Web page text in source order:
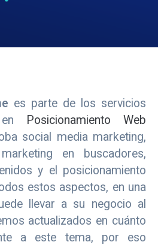
es parte de los servicios
en
Posicionamiento Web
social media marketing,
en buscadores,
y el posicionamiento
estos aspectos, en una
llevar a su negocio al
actualizados en cuánto
a este tema, por eso